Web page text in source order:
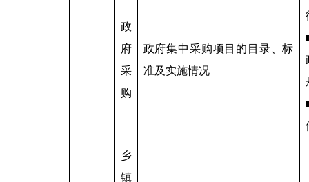
政
府
采
购
政府集中采购项目的目录、标
准及实施情况
乡
镇